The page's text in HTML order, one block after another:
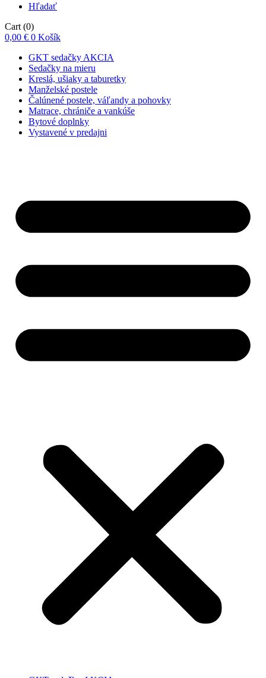
Hľadať
Cart (0)
0,00 € 0 Košík
GKT sedačky AKCIA
Sedačky na mieru
Kreslá, ušiaky a taburetky
Manželské postele
Čalúnené postele, váľandy a pohovky
Matrace, chrániče a vankúše
Bytové doplnky
Vystavené v predajni